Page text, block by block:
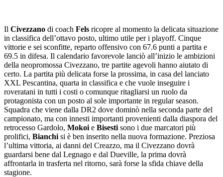
Il Civezzano di coach Fels ricopre al momento la delicata situazione
in classifica dell’ottavo posto, ultimo utile per i playoff. Cinque
vittorie e sei sconfitte, reparto offensivo con 67.6 punti a partita e
69.5 in difesa. Il calendario favorevole lanciò all’inizio le ambizioni
della neopromossa Civezzano, tre partite agevoli hanno aiutato di
certo. La partita più delicata forse la prossima, in casa del lanciato
XXL Pescantina, quarta in classifica e che vuole inseguire i
roveratani in tutti i costi o comunque ritagliarsi un ruolo da
protagonista con un posto al sole importante in regular season.
Squadra che viene dalla DR2 dove dominò nella seconda parte del
campionato, ma con innesti importanti provenienti dalla diaspora del
retrocesso Gardolo, Mokoi e Bisesti sono i due marcatori più
prolifici, Bianchi si è ben inserito nella nuova formazione. Preziosa
l’ultima vittoria, ai danni del Creazzo, ma il Civezzano dovrà
guardarsi bene dal Legnago e dal Dueville, la prima dovrà
affrontarla in trasferta nel ritorno, sarà forse la sfida chiave della
stagione.